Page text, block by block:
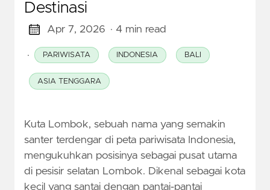
Destinasi
Apr 7, 2026 · 4 min read
· PARIWISATA INDONESIA BALI
ASIA TENGGARA
Kuta Lombok, sebuah nama yang semakin
santer terdengar di peta pariwisata Indonesia,
mengukuhkan posisinya sebagai pusat utama
di pesisir selatan Lombok. Dikenal sebagai kota
kecil yang santai dengan pantai-pantai